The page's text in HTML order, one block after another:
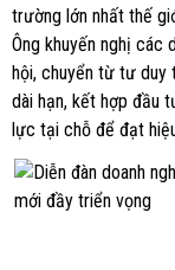
trường lớn nhất thế
Ông khuyến nghị các
hội, chuyển từ tư duy
dài hạn, kết hợp đầu
lực tại chỗ để đạt